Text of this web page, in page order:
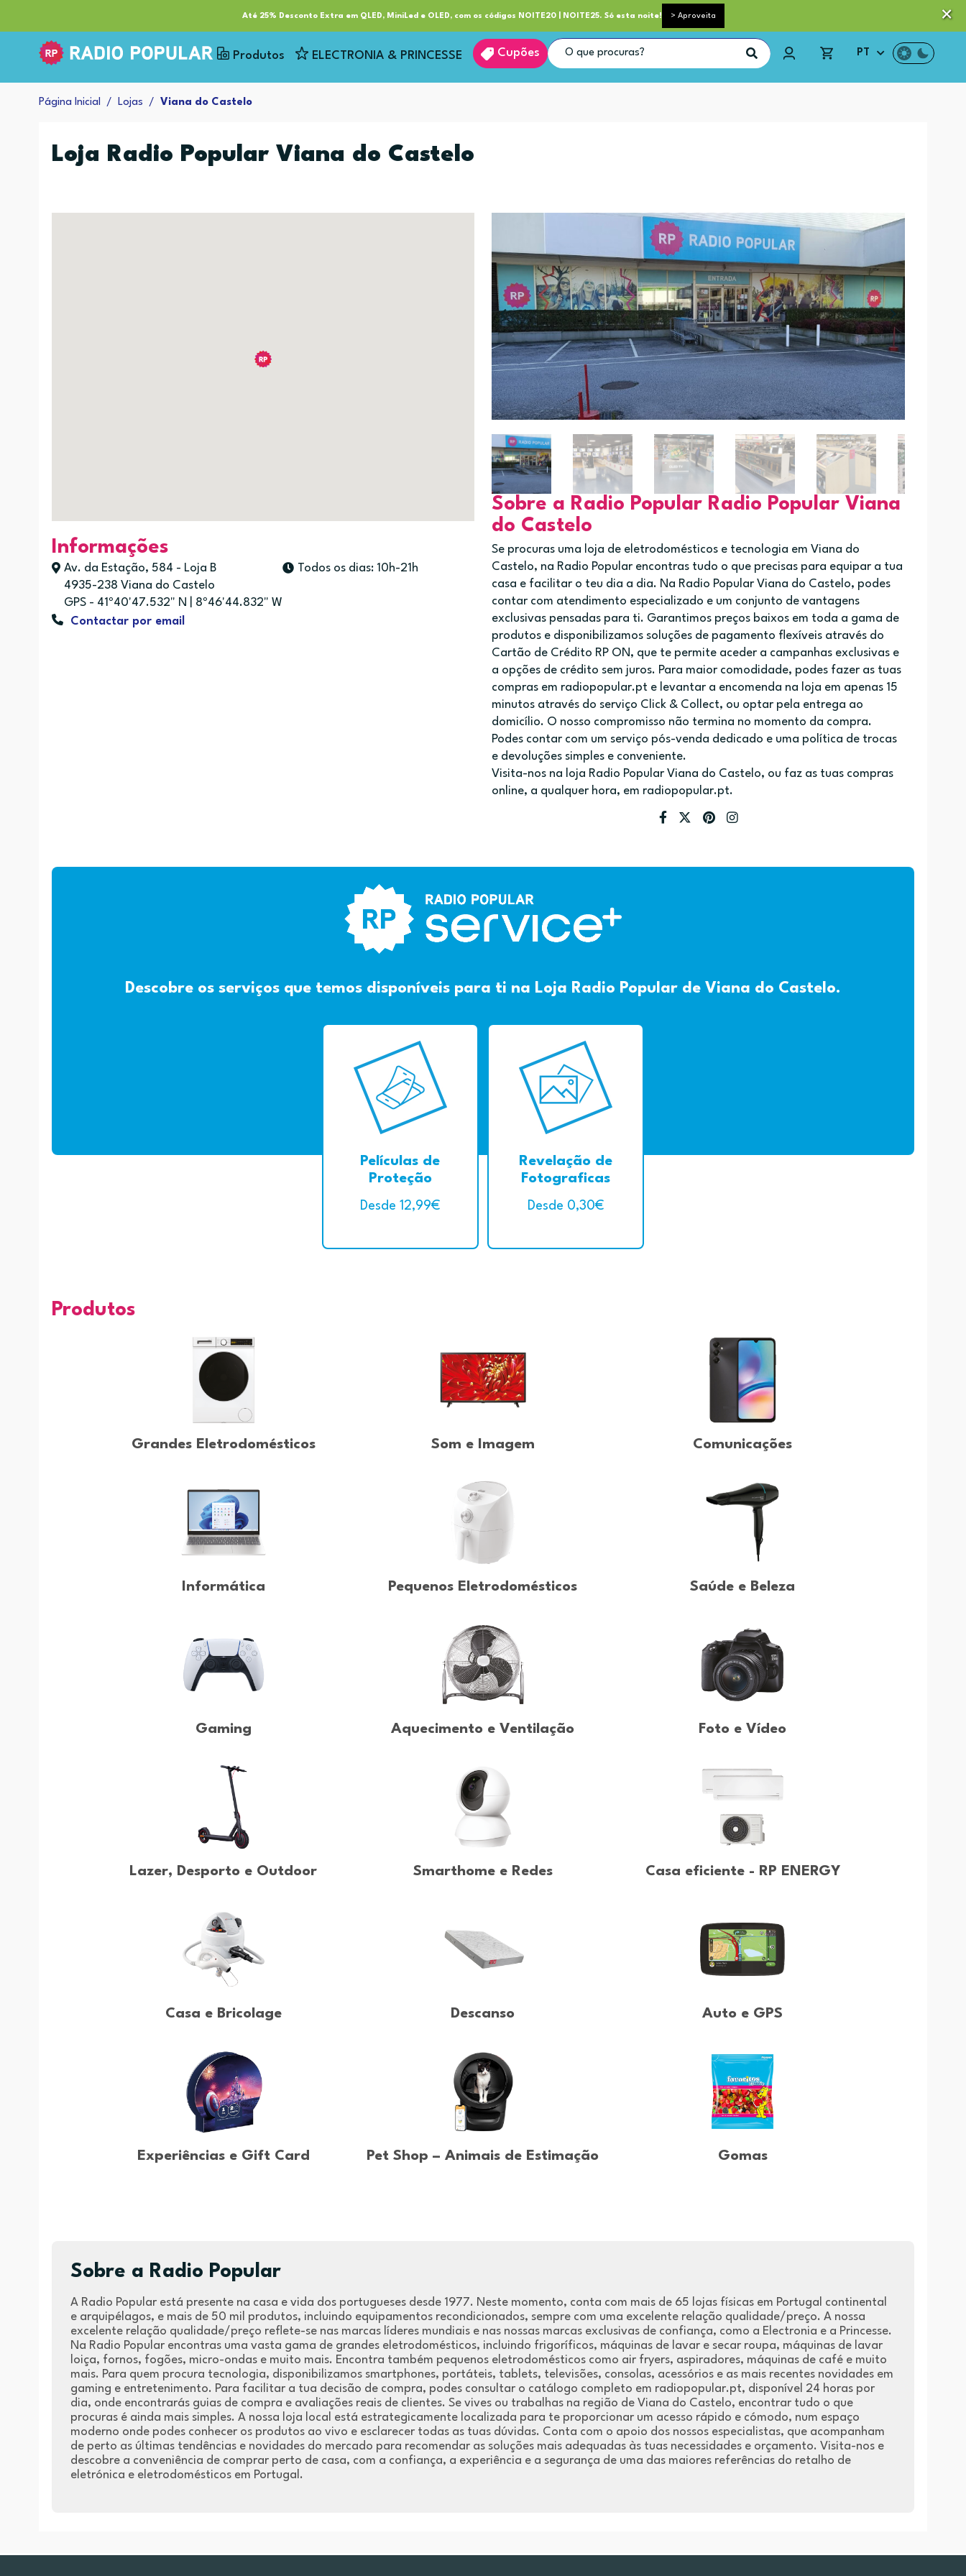
Até 25% Desconto Extra em QLED, MiniLed e OLED, com os códigos NOITE20 | NOITE25. Só esta noite! > Aproveita
Serviços Clube RP+ Entrega pequeno porte grátis acima de 35€*
Produtos ELECTRONIA & PRINCESSE Cupões PT
Página Inicial Lojas Viana do Castelo
Loja Radio Popular Viana do Castelo
Informações
Av. da Estação, 584 - Loja B
4935-238 Viana do Castelo
GPS - 41º40'47.532" N | 8º46'44.832" W
Todos os dias: 10h-21h
Contactar por email
Sobre a Radio Popular Radio Popular Viana
do Castelo
Se procuras uma loja de eletrodomésticos e tecnologia em Viana do
Castelo, na Radio Popular encontras tudo o que precisas para equipar a tua
casa e facilitar o teu dia a dia. Na Radio Popular Viana do Castelo, podes
contar com atendimento especializado e um conjunto de vantagens
exclusivas pensadas para ti. Garantimos preços baixos em toda a gama de
produtos e disponibilizamos soluções de pagamento flexíveis através do
Cartão de Crédito RP ON, que te permite aceder a campanhas exclusivas e
a opções de crédito sem juros. Para maior comodidade, podes fazer as tuas
compras em radiopopular.pt e levantar a encomenda na loja em apenas 15
minutos através do serviço Click & Collect, ou optar pela entrega ao
domicílio. O nosso compromisso não termina no momento da compra.
Podes contar com um serviço pós-venda dedicado e uma política de trocas
e devoluções simples e conveniente.
Visita-nos na loja Radio Popular Viana do Castelo, ou faz as tuas compras
online, a qualquer hora, em radiopopular.pt.
Descobre os serviços que temos disponíveis para ti na Loja Radio Popular de Viana do Castelo.
Películas de
Proteção
Desde 12,99€
Revelação de
Fotograficas
Desde 0,30€
Produtos
Grandes Eletrodomésticos Som e Imagem Comunicações
Informática Pequenos Eletrodomésticos Saúde e Beleza
Gaming Aquecimento e Ventilação Foto e Vídeo
Lazer, Desporto e Outdoor Smarthome e Redes Casa eficiente - RP ENERGY
Casa e Bricolage Descanso Auto e GPS
Experiências e Gift Card Pet Shop – Animais de Estimação Gomas
Sobre a Radio Popular
A Radio Popular está presente na casa e vida dos portugueses desde 1977. Neste momento, conta com mais de 65 lojas físicas em Portugal continental
e arquipélagos, e mais de 50 mil produtos, incluindo equipamentos recondicionados, sempre com uma excelente relação qualidade/preço. A nossa
excelente relação qualidade/preço reflete-se nas marcas líderes mundiais e nas nossas marcas exclusivas de confiança, como a Electronia e a Princesse.
Na Radio Popular encontras uma vasta gama de grandes eletrodomésticos, incluindo frigoríficos, máquinas de lavar e secar roupa, máquinas de lavar
loiça, fornos, fogões, micro-ondas e muito mais. Encontra também pequenos eletrodomésticos como air fryers, aspiradores, máquinas de café e muito
mais. Para quem procura tecnologia, disponibilizamos smartphones, portáteis, tablets, televisões, consolas, acessórios e as mais recentes novidades em
gaming e entretenimento. Para facilitar a tua decisão de compra, podes consultar o catálogo completo em radiopopular.pt, disponível 24 horas por
dia, onde encontrarás guias de compra e avaliações reais de clientes. Se vives ou trabalhas na região de Viana do Castelo, encontrar tudo o que
procuras é ainda mais simples. A nossa loja local está estrategicamente localizada para te proporcionar um acesso rápido e cómodo, num espaço
moderno onde podes conhecer os produtos ao vivo e esclarecer todas as tuas dúvidas. Conta com o apoio dos nossos especialistas, que acompanham
de perto as últimas tendências e novidades do mercado para recomendar as soluções mais adequadas às tuas necessidades e orçamento. Visita-nos e
descobre a conveniência de comprar perto de casa, com a confiança, a experiência e a segurança de uma das maiores referências do retalho de
eletrónica e eletrodomésticos em Portugal.